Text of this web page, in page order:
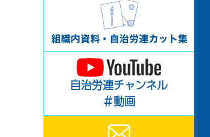
自治労連チャンネル
＃動画